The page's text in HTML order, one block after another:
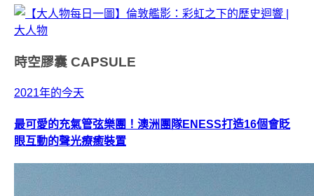
時空膠囊 CAPSULE
2021年的今天
最可愛的充氣管弦樂團！澳洲團隊ENESS打造16個會眨
眼互動的聲光療癒裝置